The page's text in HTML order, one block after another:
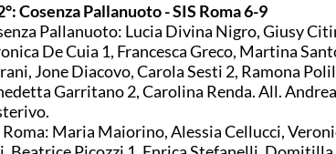
Cosenza Pallanuoto - SIS Roma 6-9
Pallanuoto: Lucia Divina Nigro, Giusy
De Cuia 1, Francesca Greco, Martina
Jone Diacovo, Carola Sesti 2, Ramona
Garritano 2, Carolina Renda. All. Andrea
Roma: Maria Maiorino, Alessia Cellucci,